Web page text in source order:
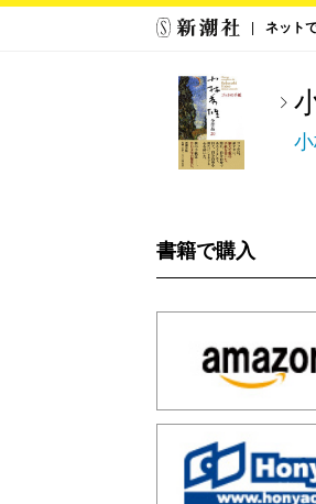
ネット
書籍で購入